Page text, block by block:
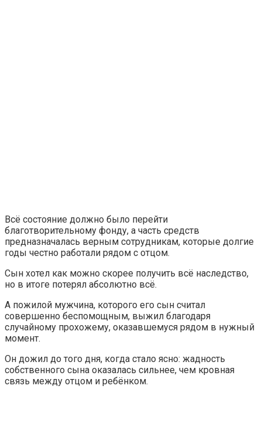
Всё состояние должно было перейти
благотворительному фонду, а часть средств
предназначалась верным сотрудникам, которые долгие
годы честно работали рядом с отцом.
Сын хотел как можно скорее получить всё наследство,
но в итоге потерял абсолютно всё.
А пожилой мужчина, которого его сын считал
совершенно беспомощным, выжил благодаря
случайному прохожему, оказавшемуся рядом в нужный
момент.
Он дожил до того дня, когда стало ясно: жадность
собственного сына оказалась сильнее, чем кровная
связь между отцом и ребёнком.